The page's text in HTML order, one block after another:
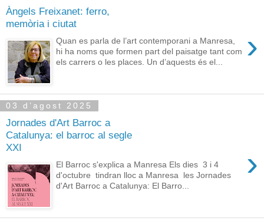
Àngels Freixanet: ferro,
memòria i ciutat
›
Quan es parla de l’art contemporani a Manresa,
hi ha noms que formen part del paisatge tant com
els carrers o les places. Un d’aquests és el...
03 d’agost 2025
Jornades d'Art Barroc a
Catalunya: el barroc al segle
XXI
›
El Barroc s'explica a Manresa Els dies 3 i 4
d'octubre tindran lloc a Manresa les Jornades
d'Art Barroc a Catalunya: El Barro...